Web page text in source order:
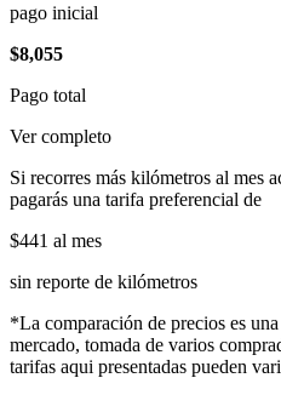
pago inicial
$8,055
Pago total
Ver completo
Si recorres más kilómetros al mes
pagarás una tarifa preferencial de
$441 al mes
sin reporte de kilómetros
*La comparación de precios es
mercado, tomada de varios
tarifas aqui presentadas pueden